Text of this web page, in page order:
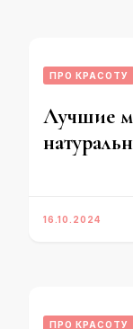
ПРО КРАСОТУ
Лучшие
16.10.2024
ПРО КРАСОТУ